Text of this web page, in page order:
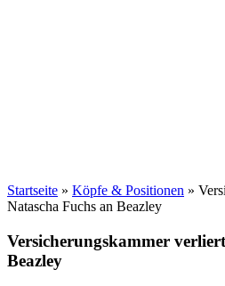
Startseite » Köpfe & Positionen »
Natascha Fuchs an Beazley
Versicherungskammer
Beazley